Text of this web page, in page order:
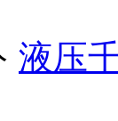
液压